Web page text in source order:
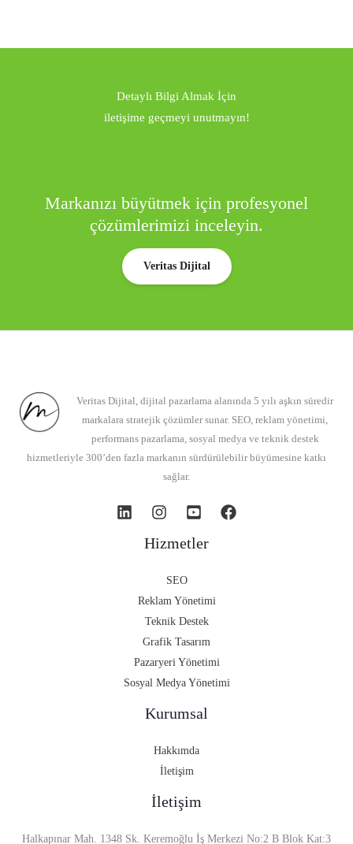
Detaylı Bilgi Almak İçin
iletişime geçmeyi unutmayın!
Markanızı büyütmek için profesyonel
çözümlerimizi inceleyin.
Veritas Dijital
Veritas Dijital, dijital pazarlama alanında 5 yılı aşkın süredir
markalara stratejik çözümler sunar. SEO, reklam yönetimi,
performans pazarlama, sosyal medya ve teknik destek
hizmetleriyle 300’den fazla markanın sürdürülebilir büyümesine katkı
sağlar.
Hizmetler
SEO
Reklam Yönetimi
Teknik Destek
Grafik Tasarım
Pazaryeri Yönetimi
Sosyal Medya Yönetimi
Kurumsal
Hakkımda
İletişim
İletişim
Halkapınar Mah. 1348 Sk. Keremoğlu İş Merkezi No:2 B Blok Kat:3